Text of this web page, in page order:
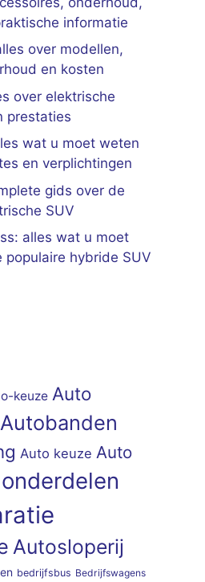
informatie
over modellen,
en kosten
over elektrische
prestaties
wat u moet weten
en verplichtingen
gids over de
SUV
alles wat u moet
hybride SUV
keuze Auto
Autobanden
Auto keuze Auto
Autosloperij
bedrijfsbus Bedrijfswagens